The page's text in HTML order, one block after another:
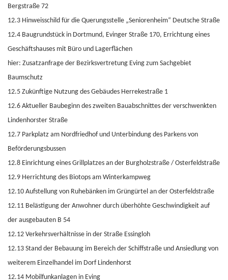
Bergstraße 72
12.3 Hinweisschild für die Querungsstelle „Seniorenheim“ Deutsche Straße
12.4 Baugrundstück in Dortmund, Evinger Straße 170, Errichtung eines
Geschäftshauses mit Büro und Lagerflächen
hier: Zusatzanfrage der Bezirksvertretung Eving zum Sachgebiet
Baumschutz
12.5 Zukünftige Nutzung des Gebäudes Herrekestraße 1
12.6 Aktueller Baubeginn des zweiten Bauabschnittes der verschwenkten
Lindenhorster Straße
12.7 Parkplatz am Nordfriedhof und Unterbindung des Parkens von
Beförderungsbussen
12.8 Einrichtung eines Grillplatzes an der Burgholzstraße / Osterfeldstraße
12.9 Herrichtung des Biotops am Winterkampweg
12.10 Aufstellung von Ruhebänken im Grüngürtel an der Osterfeldstraße
12.11 Belästigung der Anwohner durch überhöhte Geschwindigkeit auf
der ausgebauten B 54
12.12 Verkehrsverhältnisse in der Straße Essingloh
12.13 Stand der Bebauung im Bereich der Schiffstraße und Ansiedlung von
weiterem Einzelhandel im Dorf Lindenhorst
12.14 Mobilfunkanlagen in Eving